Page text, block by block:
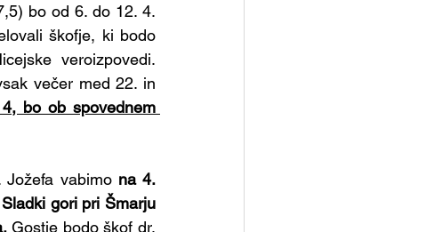
bo od 6. do 12. 4.
škofje, ki bodo
veroizpovedi.
večer med 22. in
bo ob spovednem
vabimo na 4.
gori pri Šmarju
Gostje bodo škof dr.